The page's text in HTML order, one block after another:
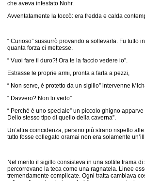
che aveva infestato Nohr.
Avventatamente la toccò: era fredda e calda
“ Curioso” sussurrò provando a sollevarla. Fu tutto
quanta forza ci mettesse.
“ Vuoi fare il duro?! Ora te la faccio vedere io”.
Estrasse le proprie armi, pronta a farla a pezzi,
“ Non serve, è protetto da un sigillo” intervenne
“ Davvero? Non lo vedo”
“ Perché è uno speciale” un piccolo ghigno
Dello stesso tipo di quello della caverna”.
Un’altra coincidenza, persino più strano rispetto
tutto fosse collegato oramai non era solamente
Nel merito il sigillo consisteva in una sottile trama
percorrevano la teca come una ragnatela. Linee
tremendamente complicate. Ogni tratta cambiava